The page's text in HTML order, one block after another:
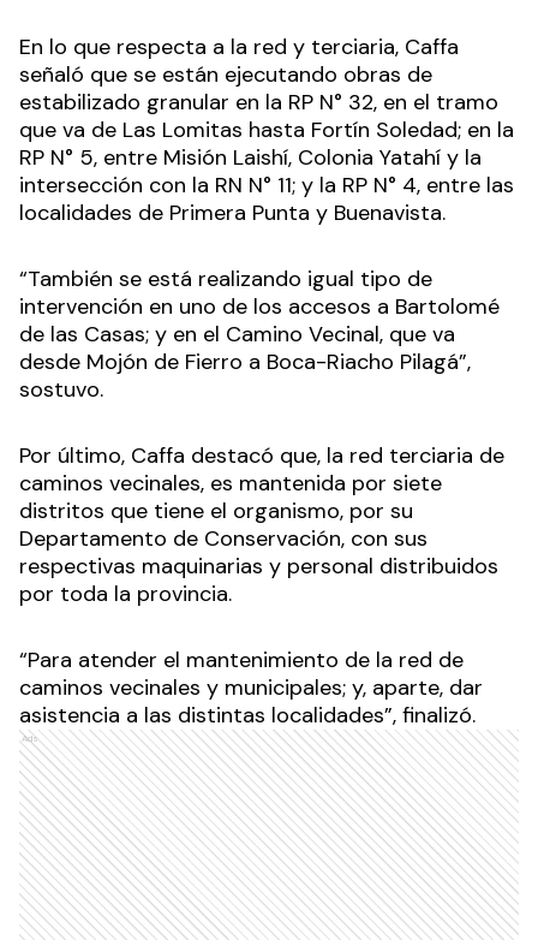
En lo que respecta a la red y terciaria, Caffa
señaló que se están ejecutando obras de
estabilizado granular en la RP N° 32, en el tramo
que va de Las Lomitas hasta Fortín Soledad; en la
RP N° 5, entre Misión Laishí, Colonia Yatahí y la
intersección con la RN N° 11; y la RP N° 4, entre las
localidades de Primera Punta y Buenavista.
“También se está realizando igual tipo de
intervención en uno de los accesos a Bartolomé
de las Casas; y en el Camino Vecinal, que va
desde Mojón de Fierro a Boca-Riacho Pilagá”,
sostuvo.
Por último, Caffa destacó que, la red terciaria de
caminos vecinales, es mantenida por siete
distritos que tiene el organismo, por su
Departamento de Conservación, con sus
respectivas maquinarias y personal distribuidos
por toda la provincia.
“Para atender el mantenimiento de la red de
caminos vecinales y municipales; y, aparte, dar
asistencia a las distintas localidades”, finalizó.
Ads